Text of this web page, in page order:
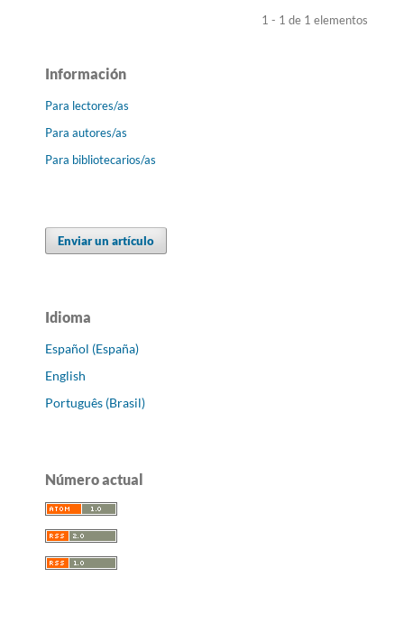
1 - 1 de 1 elementos
Información
Para lectores/as
Para autores/as
Para bibliotecarios/as
Enviar un artículo
Idioma
Español (España)
English
Português (Brasil)
Número actual